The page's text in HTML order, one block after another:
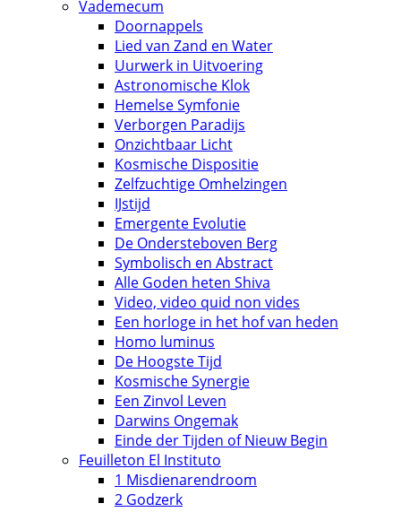
Vademecum
Doornappels
Lied van Zand en Water
Uurwerk in Uitvoering
Astronomische Klok
Hemelse Symfonie
Verborgen Paradijs
Onzichtbaar Licht
Kosmische Dispositie
Zelfzuchtige Omhelzingen
IJstijd
Emergente Evolutie
De Ondersteboven Berg
Symbolisch en Abstract
Alle Goden heten Shiva
Video, video quid non vides
Een horloge in het hof van heden
Homo luminus
De Hoogste Tijd
Kosmische Synergie
Een Zinvol Leven
Darwins Ongemak
Einde der Tijden of Nieuw Begin
Feuilleton El Instituto
1 Misdienarendroom
2 Godzerk